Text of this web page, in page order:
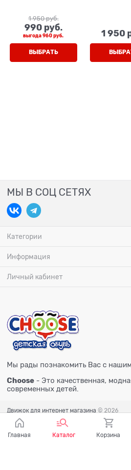
1 950 руб.
990 руб.
выгода960 руб.
ВЫБРАТЬ
1 950
МЫ В СОЦ СЕТЯХ
Категории
Информация
Личный кабинет
Мы рады познакомить Вас с
Choose - Это качественная,
современных детей.
Движок для интернет магазина © 2026
Главная Каталог Корзина